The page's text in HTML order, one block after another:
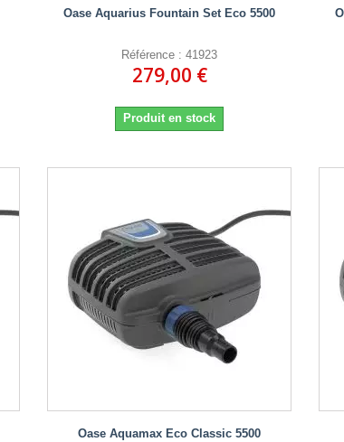
Oase Aquarius Fountain Set Eco 5500
Référence : 41923
279,00 €
Produit en stock
Oase Aquamax Eco Classic 5500